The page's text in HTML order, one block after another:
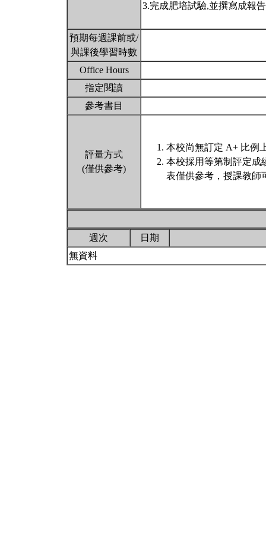
3.完成肥培試驗,並撰寫成報告
預期每週課前或/
與課後學習時數
Office Hours
指定閱讀
參考書目
評量方式
(僅供參考)
本校尚無訂定 A+ 比例
本校採用等第制評定成
表僅供參考，授課教師
週次
日期
無資料